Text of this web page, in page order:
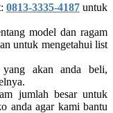
0813-3335-4187untuk
model dan ragam
untuk mengetahui list
yang akan anda beli,
jumlah besar untuk
anda agar kami bantu